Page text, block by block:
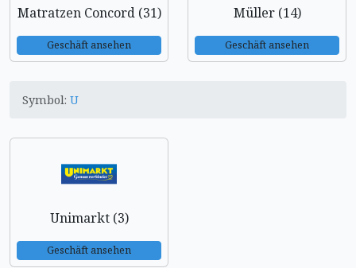
Matratzen Concord (31)
Geschäft ansehen
Müller (14)
Geschäft ansehen
Symbol: U
Unimarkt (3)
Geschäft ansehen